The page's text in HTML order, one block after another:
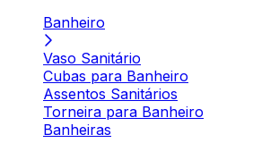
Banheiro
Vaso Sanitário
Cubas para Banheiro
Assentos Sanitários
Torneira para Banheiro
Banheiras